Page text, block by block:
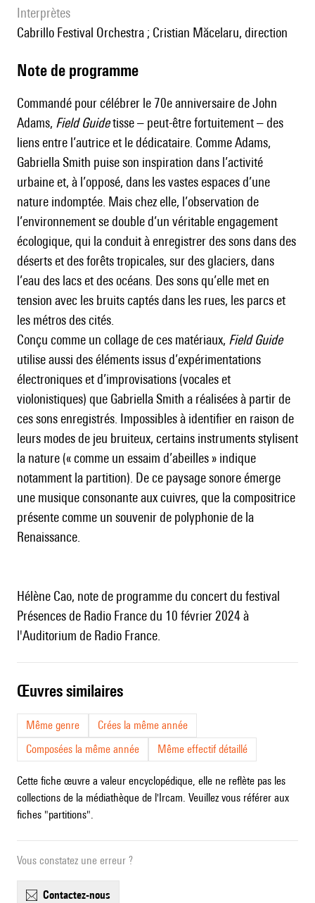
interprètes
Cabrillo Festival Orchestra ; Cristian Măcelaru, direction
Note de programme
Commandé pour célébrer le 70e anniversaire deJohn
Adams, Field Guidetisse – peut-être fortuitement – des
liens entre l’autrice et le dédicataire. Comme Adams,
Gabriella Smith puise son inspiration dans l’activité
urbaine et, à l’opposé, dans les vastes espaces d’une
nature indomptée. Mais chez elle, l’observation de
l’environnement se double d’un véritable engagement
écologique, qui la conduit à enregistrer des sons dans des
déserts et des forêts tropicales, sur des glaciers, dans
l’eau des lacs et des océans. Des sons qu’elle met en
tension avec les bruits captés dans les rues, les parcs et
les métros des cités.
Conçu comme un collage de ces matériaux, Field Guide
utilise aussi des éléments issus d’expérimentations
électroniques et d’improvisations (vocales et
violonistiques) que Gabriella Smith a réalisées à partir de
ces sons enregistrés. Impossibles à identifier en raison de
leurs modes de jeu bruiteux, certains instruments stylisent
la nature (« comme un essaim d’abeilles » indique
notamment la partition). De ce paysage sonore émerge
une musique consonante aux cuivres, que la compositrice
présente comme un souvenir de polyphonie de la
Renaissance.
Hélène Cao, note de programme du concert du festival
Présences de Radio France du 10 février 2024 à
l'Auditorium de Radio France.
œuvres similaires
Même genre
Crées la même année
Composées la même année
Même effectif détaillé
Cette fiche œuvre a valeur encyclopédique, elle ne reflète pas les
collections de la médiathèque de l'Ircam. Veuillez vous référer aux
fiches "partitions".
Vous constatez une erreur ?
contactez-nous